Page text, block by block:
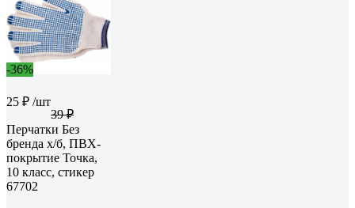
-36%
25 ₽ /шт
39 ₽
Перчатки Без
бренда х/б, ПВХ-
покрытие Точка,
10 класс, стикер
67702